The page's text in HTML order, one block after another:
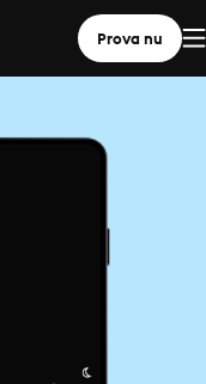
Prova nu